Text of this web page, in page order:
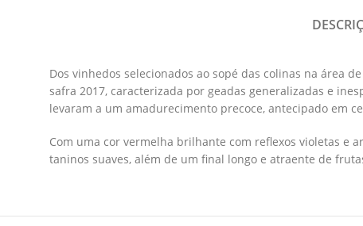
Dos vinhedos selecionados ao sopé das colinas na área
safra 2017, caracterizada por geadas generalizadas e
levaram a um amadurecimento precoce, antecipado em
Com uma cor vermelha brilhante com reflexos violetas e
taninos suaves, além de um final longo e atraente de